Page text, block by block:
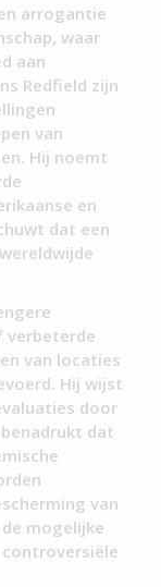
arrogantie
waar
aan
Redfield zijn
van
Hij noemt
en
dat een
verbeterde
van locaties
Hij wijst
door
dat
van
mogelijke